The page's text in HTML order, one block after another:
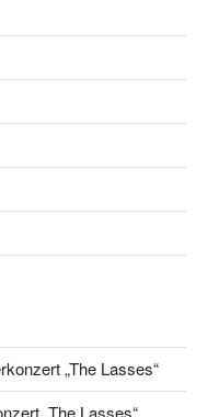
„The Lasses“
„The Lasses“